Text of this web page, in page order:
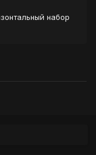
набор